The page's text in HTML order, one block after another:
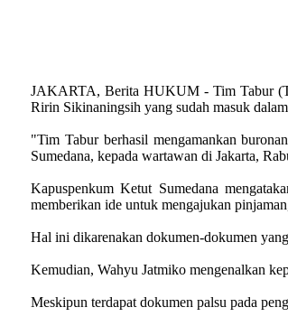
JAKARTA, Berita HUKUM - Tim Tabur
Ririn Sikinaningsih yang sudah masuk
"Tim Tabur berhasil mengamankan
Sumedana, kepada wartawan di Jakarta,
Kapuspenkum Ketut Sumedana
memberikan ide untuk mengajukan
Hal ini dikarenakan dokumen-dokumen
Kemudian, Wahyu Jatmiko mengenalkan
Meskipun terdapat dokumen palsu pada